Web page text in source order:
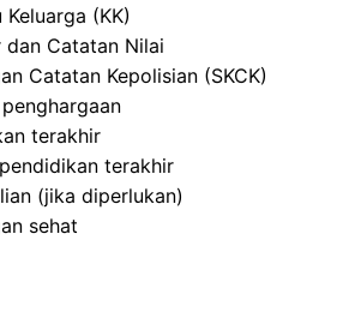
(KK)
dan Catatan Nilai
Catatan Kepolisian (SKCK)
terakhir
terakhir
(jika diperlukan)
sehat